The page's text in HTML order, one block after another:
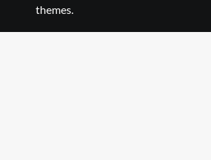
themes.